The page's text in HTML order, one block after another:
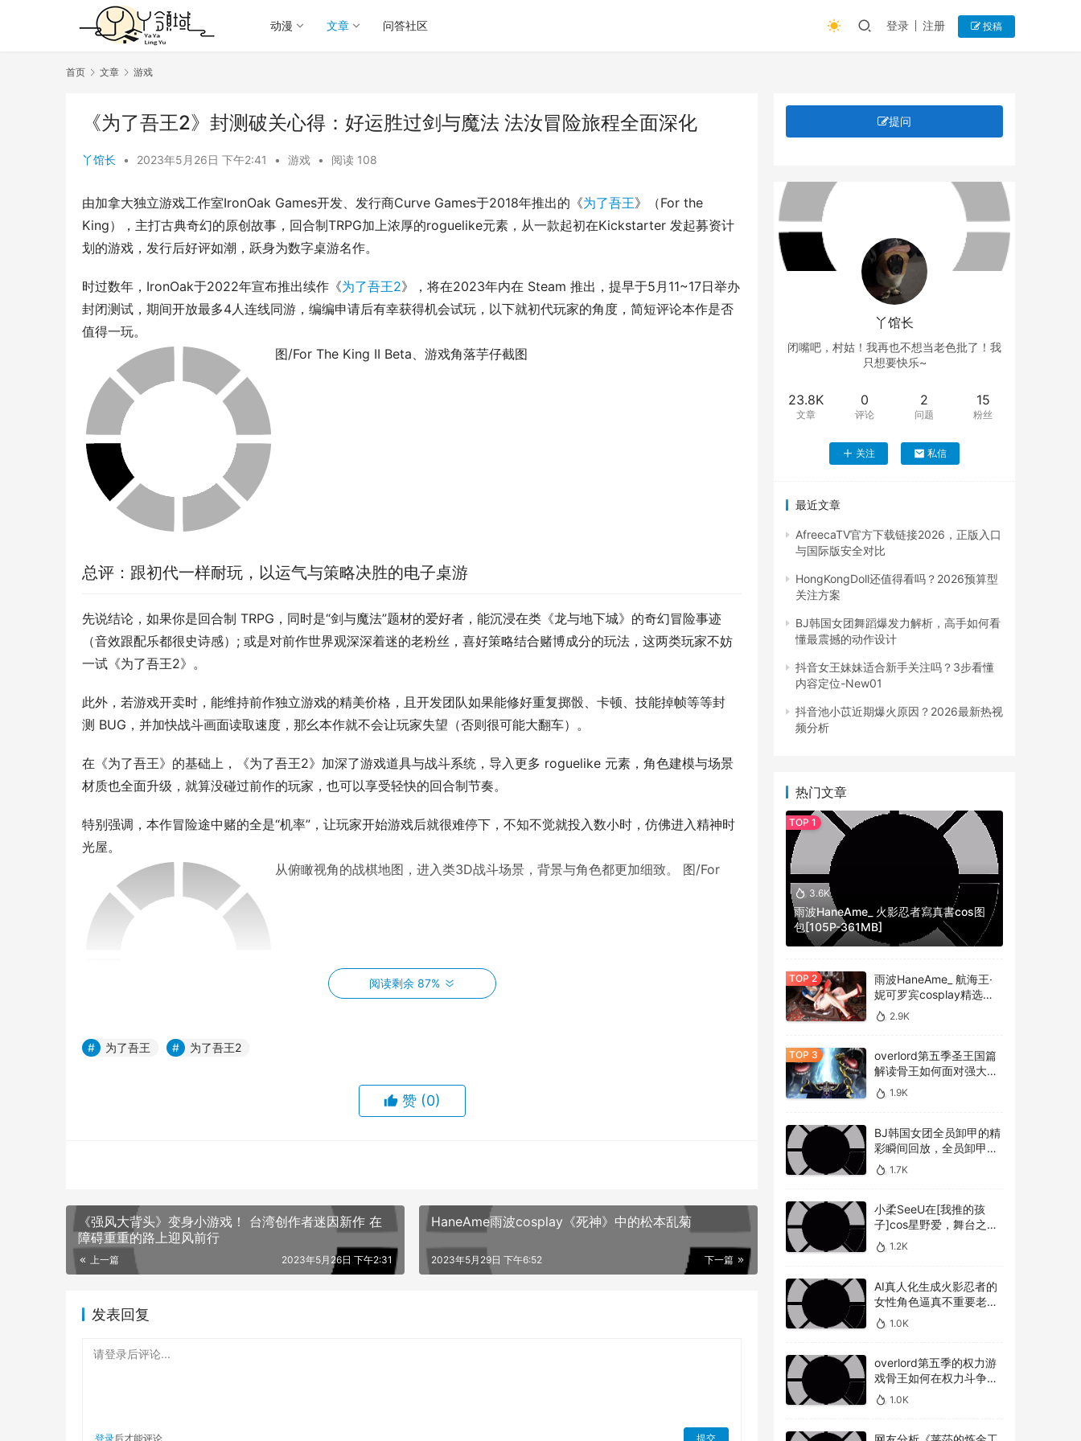
动漫 文章 问答社区 登录 注册 投稿
首页 文章 游戏
《为了吾王2》封测破关心得：好运胜过剑与魔法 法汝冒险旅程全面深化
丫馆长 • 2023年5月26日 下午2:41 • 游戏 • 阅读 108
由加拿大独立游戏工作室IronOak Games开发、发行商Curve Games于2018年推出的《为了吾王》（For the
King），主打古典奇幻的原创故事，回合制TRPG加上浓厚的roguelike元素，从一款起初在Kickstarter 发起募资计
划的游戏，发行后好评如潮，跃身为数字桌游名作。
时过数年，IronOak于2022年宣布推出续作《为了吾王2》，将在2023年内在 Steam 推出，提早于5月11~17日举办
封闭测试，期间开放最多4人连线同游，编编申请后有幸获得机会试玩，以下就初代玩家的角度，简短评论本作是否
值得一玩。
图/For The King II Beta、游戏角落芋仔截图
总评：跟初代一样耐玩，以运气与策略决胜的电子桌游
先说结论，如果你是回合制 TRPG，同时是“剑与魔法”题材的爱好者，能沉浸在类《龙与地下城》的奇幻冒险事迹
（音效跟配乐都很史诗感）; 或是对前作世界观深深着迷的老粉丝，喜好策略结合赌博成分的玩法，这两类玩家不妨
一试《为了吾王2》。
此外，若游戏开卖时，能维持前作独立游戏的精美价格，且开发团队如果能修好重复掷骰、卡顿、技能掉帧等等封
测 BUG，并加快战斗画面读取速度，那幺本作就不会让玩家失望（否则很可能大翻车）。
在《为了吾王》的基础上，《为了吾王2》加深了游戏道具与战斗系统，导入更多 roguelike 元素，角色建模与场景
材质也全面升级，就算没碰过前作的玩家，也可以享受轻快的回合制节奏。
特别强调，本作冒险途中赌的全是“机率”，让玩家开始游戏后就很难停下，不知不觉就投入数小时，仿佛进入精神时
光屋。
从俯瞰视角的战棋地图，进入类3D战斗场景，背景与角色都更加细致。 图/For
不过，本文建议两种人别玩：第一是期待续作“本质上改头换面”，带来玩法新体验的老玩家，因为二代严格讲起来没
有颠覆性的创新，比较特别的就是角色变四人（原为 3 人）、战斗扩张到 4X2 的网格，类似迟缓版《洛克人EXE》
战斗距离决定其他角色能够参战与否。 图/For The King II Beta、游戏角
阅读剩余 87%
为了吾王 为了吾王2
赞 (0)
《强风大背头》变身小游戏！ 台湾创作者迷因新作 在
障碍重重的路上迎风前行
上一篇 2023年5月26日 下午2:31
HaneAme雨波cosplay《死神》中的松本乱菊
下一篇
2023年5月29日 下午6:52
发表回复
请登录后评论...
登录后才能评论 提交
提问
丫馆长
闭嘴吧，村姑！我再也不想当老色批了！我
只想要快乐~
23.8K
文章
0
评论
2
问题
15
粉丝
关注 私信
最近文章
AfreecaTV官方下载链接2026，正版入口
与国际版安全对比
HongKongDoll还值得看吗？2026预算型
关注方案
BJ韩国女团舞蹈爆发力解析，高手如何看
懂最震撼的动作设计
抖音女王妹妹适合新手关注吗？3步看懂
内容定位-New01
抖音池小苡近期爆火原因？2026最新热视
频分析
热门文章
3.6K
雨波HaneAme_ 火影忍者寫真書cos图
包[105P-361MB]
雨波HaneAme_ 航海王·
妮可罗宾cosplay精选作
品 [34P-134MB]
2.9K
overlord第五季圣王国篇
解读骨王如何面对强大的
敌人，overlord第五季圣
王国篇深度解析骨王与敌
1.9K
BJ韩国女团全员卸甲的精
彩瞬间回放，全员卸甲视
频如何观看BJ韩国女团成
员的最精彩时刻？
1.7K
小柔SeeU在[我推的孩
子]cos星野爱，舞台之星
闪耀迷人
1.2K
AI真人化生成火影忍者的
女性角色逼真不重要老婆
美不美才是重点！
1.0K
overlord第五季的权力游
戏骨王如何在权力斗争中
崭露头角，overlord第五
季权力博弈骨王如何在复
1.0K